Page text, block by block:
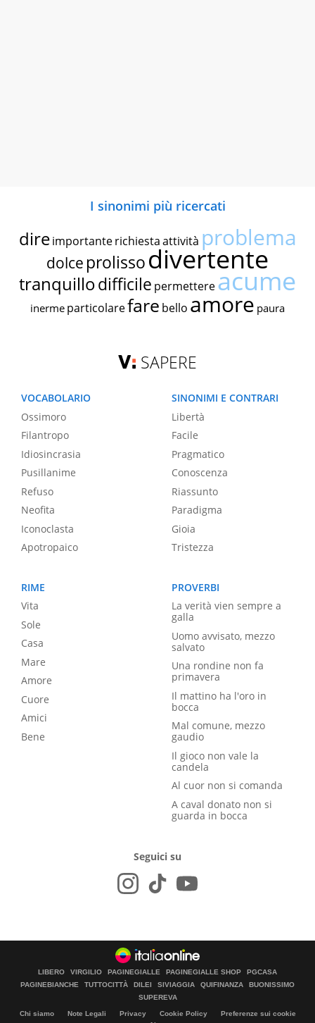
I sinonimi più ricercati
dire importante richiestaattività problema
dolce prolissodivertente
tranquillodifficile permettereacume
inerme particolarefare bello amore paura
SAPERE
VOCABOLARIO
Ossimoro
Filantropo
Idiosincrasia
Pusillanime
Refuso
Neofita
Iconoclasta
Apotropaico
SINONIMI E CONTRARI
Libertà
Facile
Pragmatico
Conoscenza
Riassunto
Paradigma
Gioia
Tristezza
RIME
Vita
Sole
Casa
Mare
Amore
Cuore
Amici
Bene
PROVERBI
La verità vien sempre a
galla
Uomo avvisato, mezzo
salvato
Una rondine non fa
primavera
Il mattino ha l'oro in
bocca
Mal comune, mezzo
gaudio
Il gioco non vale la
candela
Al cuor non si comanda
A caval donato non si
guarda in bocca
Seguici su
LIBERO VIRGILIO PAGINEGIALLE PAGINEGIALLE SHOP
PGCASA
PAGINEBIANCHE
TUTTOCITTÀ DILEI SIVIAGGIA QUIFINANZA
BUONISSIMO
SUPEREVA
Chi siamo Note Legali Privacy Cookie Policy
Preferenze sui cookie